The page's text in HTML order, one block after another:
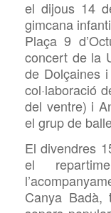
el dijous 14
gimcana
Plaça 9
concert de la
de Dolçaines
col·laboració
del ventre) i
el grup de
El divendres
el
Canya